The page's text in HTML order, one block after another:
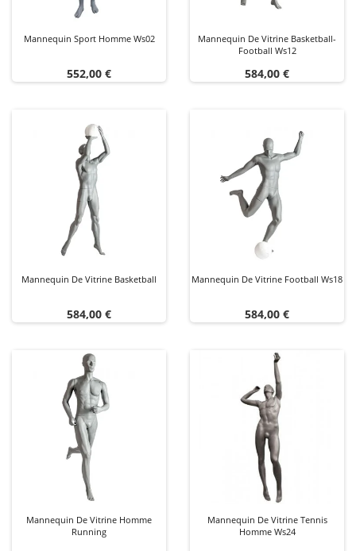
Mannequin Sport Homme Ws02
Prix
552,00 €
Mannequin De Vitrine Basketball-
Football Ws12
Prix
584,00 €
Mannequin De Vitrine Basketball
Prix
584,00 €
Mannequin De Vitrine Football Ws18
Prix
584,00 €
Mannequin De Vitrine Homme
Running
Mannequin De Vitrine Tennis
Homme Ws24